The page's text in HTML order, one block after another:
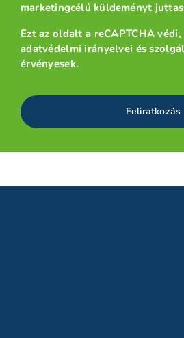
marketingcélú küldeményt
Ezt az oldalt a reCAPTCHA védi,
adatvédelmi irányelvei és
érvényesek.